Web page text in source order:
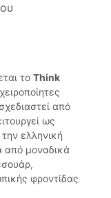
το Think
από
ως
ελληνική
από μοναδικά
φροντίδας